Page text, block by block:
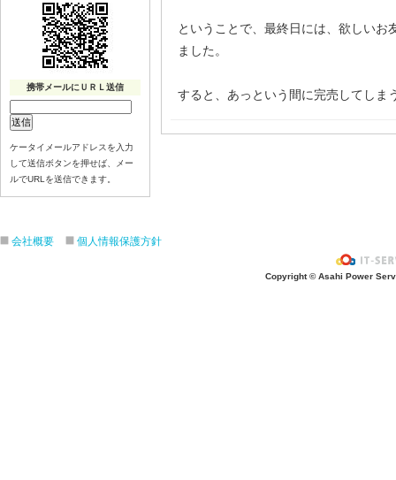
ということで、最終日には、欲しいお
ました。
すると、あっという間に完売してしま
携帯メールにＵＲＬ送信
ケータイメールアドレスを入力
して送信ボタンを押せば、メー
ルでURLを送信できます。
会社概要 個人情報保護方針
Copyright © Asahi Power